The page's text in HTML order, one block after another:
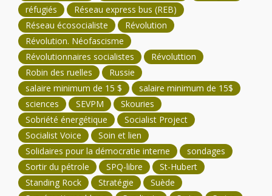
réfugiés
Réseau express bus (REB)
Réseau écosocialiste
Révolution
Révolution. Néofascisme
Révolutionnaires socialistes
Révoluttion
Robin des ruelles
Russie
salaire minimum de 15 $
salaire minimum de 15$
sciences
SEVPM
Skouries
Sobriété énergétique
Socialist Project
Socialist Voice
Soin et lien
Solidaires pour la démocratie interne
sondages
Sortir du pétrole
SPQ-libre
St-Hubert
Standing Rock
Stratégie
Suède